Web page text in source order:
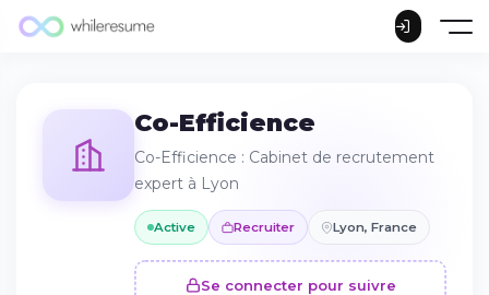
Co-Efficience
Co-Efficience : Cabinet de recrutement
expert à Lyon
Active Recruiter Lyon, France
Se connecter pour suivre